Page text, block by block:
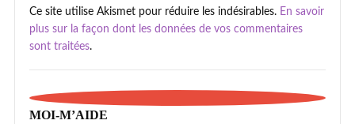
Ce site utilise Akismet pour réduire les indésirables. En savoir
plus sur la façon dont les données de vos commentaires
sont traitées.
MOI-M’AIDE